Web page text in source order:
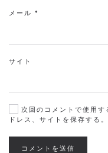
メール *
サイト
次回のコメントで使用
ドレス、サイトを保存する。
コメントを送信